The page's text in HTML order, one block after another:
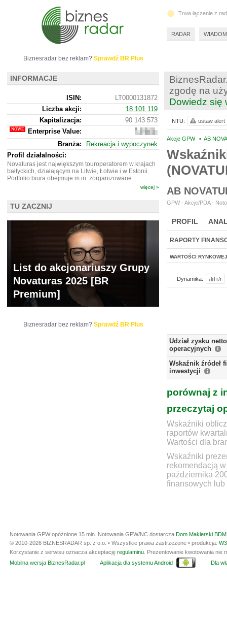
zgodę na
Dowiedz się
Akcje GPW • AB
AB
GPW - Akcje/PDA -
PROFIL
BR LAB
RAPORTY
WARTOŚCI RYNKOWEJ
Dynamika: r/r
Udział zysku
operacyjnych
Wskaźnik źródeł
inwestycji
porównaj z
przeczytaj
Wskaźniki
raportów
Wartości dla
Wskaźniki
rekomendacją
października
finansowych lub
NTU: ustaw alert
Biznesradar bez reklam? Sprawdź BR Plus
INFORMACJE
ISIN:
LT0000131872
Liczba akcji:
18 101 119
Kapitalizacja:
90 143 573
Enterprise Value:
138
522
381
Branża:
Rekreacja i wypoczynek
Profil działalności:
Novaturas jest największym touroperatorem w krajach
bałtyckich, działającym na Litwie, Łotwie i w Estonii.
Portfolio biura obejmuje m.in. zorganizowane...
więcej »
TU ZACZNIJ
List do akcjonariuszy Grupy
Novaturas 2025 [BR
Premium]
Biznesradar bez reklam? Sprawdź BR Plus
Trwa łączenie z
RADAR
Notowania GPW opóźnione 15 min. Notowania GPW/NC dostarcza Dom Maklerski
© 2010-2026 BIZNESRADAR sp. z o.o. • Wszystkie prawa zastrzeżone • produkcja:
Korzystanie z serwisu oznacza akceptację regulaminu . Prezentowanie kwotowania
Mobilna wersja BiznesRadar.pl
Aplikacja dla systemu Android Dla